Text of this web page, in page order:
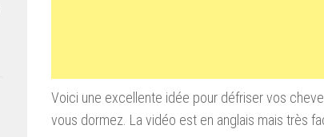
Voici une excellente idée pour défriser vos
vous dormez. La vidéo est en anglais mais très